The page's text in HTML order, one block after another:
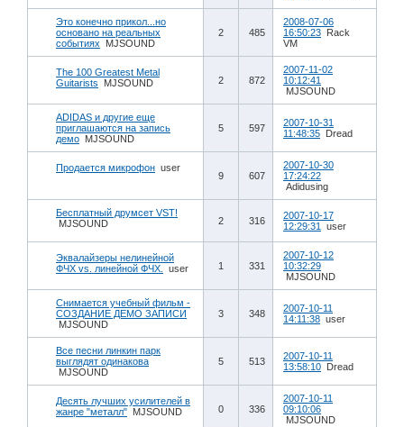
Это конечно прикол...но
основано на реальных
событиях
MJSOUND
2 485
2008-07-06
16:50:23 Rack
VM
The 100 Greatest Metal
Guitarists
MJSOUND 2 872
2007-11-02
10:12:41
MJSOUND
ADIDAS и другие еще
приглашаются на запись
демо MJSOUND
5 597
2007-10-31
11:48:35 Dread
Продается микрофон user
9 607
2007-10-30
17:24:22
Adidusing
Бесплатный друмсет VST!
MJSOUND
2 316
2007-10-17
12:29:31
user
Эквалайзеры нелинейной
ФЧХ vs. линейной ФЧХ.
user 1 331
2007-10-12
10:32:29
MJSOUND
Снимается учебный фильм -
СОЗДАНИЕ ДЕМО ЗАПИСИ
MJSOUND
3 348
2007-10-11
14:11:38 user
Все песни линкин парк
выглядят одинакова
MJSOUND
5 513
2007-10-11
13:58:10 Dread
Десять лучших усилителей в
жанре "металл" MJSOUND 0 336
2007-10-11
09:10:06
MJSOUND